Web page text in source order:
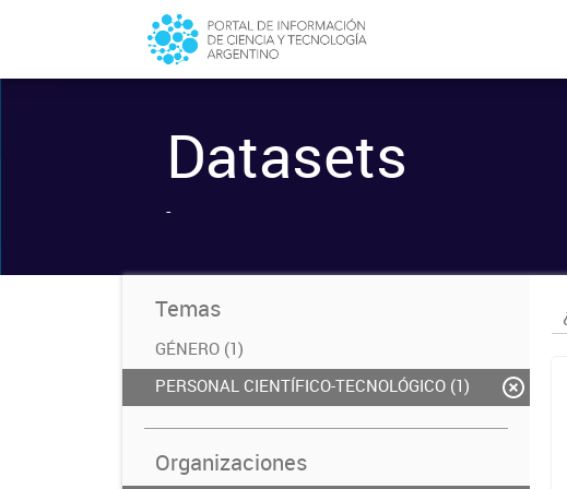
Datasets
-
Temas
GÉNERO (1)
PERSONAL CIENTÍFICO-TECNOLÓGICO (1)
Organizaciones